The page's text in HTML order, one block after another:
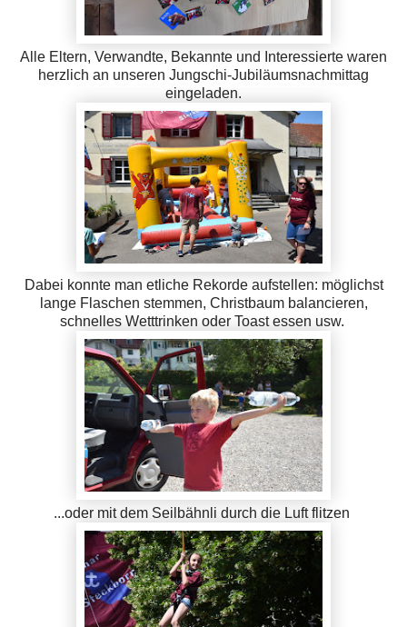
Alle Eltern, Verwandte, Bekannte und Interessierte waren
herzlich an unseren Jungschi-Jubiläumsnachmittag
eingeladen.
Dabei konnte man etliche Rekorde aufstellen: möglichst
lange Flaschen stemmen, Christbaum balancieren,
schnelles Wetttrinken oder Toast essen usw.
...oder mit dem Seilbähnli durch die Luft flitzen